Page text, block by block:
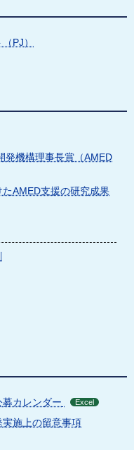
PJ）
発機構理事長賞（AMED
AMED支援の研究成果
募カレンダー Excel
実施上の留意事項